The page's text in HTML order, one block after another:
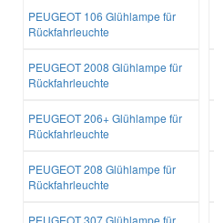
PEUGEOT 106 Glühlampe für
Rückfahrleuchte
PEUGEOT 2008 Glühlampe für
Rückfahrleuchte
PEUGEOT 206+ Glühlampe für
Rückfahrleuchte
PEUGEOT 208 Glühlampe für
Rückfahrleuchte
PEUGEOT 307 Glühlampe für
Mitsubishi Ersatzteile
Nissan Ersatzteile
Porsche Ersatzteile
Seat Ersatzteile
Skoda Ersatzteile